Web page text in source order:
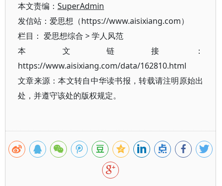
本文责编： SuperAdmin
发信站：爱思想（https://www.aisixiang.com）
栏目： 爱思想综合 >学人风范
本文链接：
https://www.aisixiang.com/data/162810.html
文章来源：本文转自中华读书报，转载请注明原始出
处，并遵守该处的版权规定。